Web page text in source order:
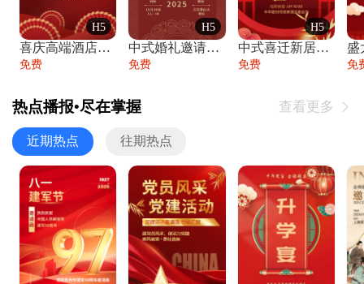
H5
喜庆高端酒店开业大吉邀请函
免费
H5
中式婚礼邀请函中国风传统复古婚礼请柬请帖
免费
H5
中式喜迁新居乔迁之喜邀请函宴会请帖
免费 免
热点播报•尽在掌握 查看更多 
近期热点 往期热点